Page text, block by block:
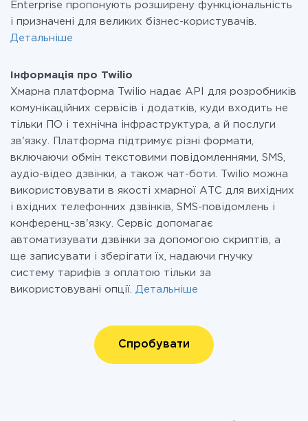
Enterprise пропонують розширену функціональність
і призначені для великих бізнес-користувачів.
Детальніше
Інформація про Twilio
Хмарна платформа Twilio надає API для розробників
комунікаційних сервісів і додатків, куди входить не
тільки ПО і технічна інфраструктура, а й послуги
зв'язку. Платформа підтримує різні формати,
включаючи обмін текстовими повідомленнями, SMS,
аудіо-відео дзвінки, а також чат-боти. Twilio можна
використовувати в якості хмарної АТС для вихідних
і вхідних телефонних дзвінків, SMS-повідомлень і
конференц-зв'язку. Сервіс допомагає
автоматизувати дзвінки за допомогою скриптів, а
ще записувати і зберігати їх, надаючи гнучку
систему тарифів з оплатою тільки за
використовувані опції. Детальніше
Спробувати